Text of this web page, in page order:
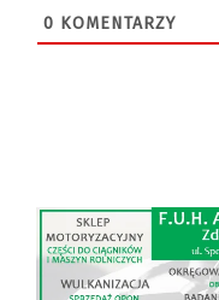
0 KOMENTARZY